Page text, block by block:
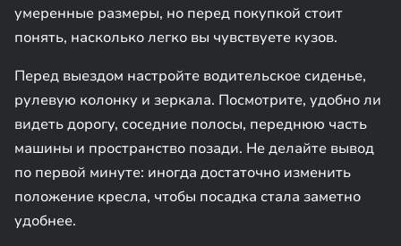
умеренные размеры, но перед покупкой стоит
понять, насколько легко вы чувствуете кузов.
Перед выездом настройте водительское сиденье,
рулевую колонку и зеркала. Посмотрите, удобно ли
видеть дорогу, соседние полосы, переднюю часть
машины и пространство позади. Не делайте вывод
по первой минуте: иногда достаточно изменить
положение кресла, чтобы посадка стала заметно
удобнее.